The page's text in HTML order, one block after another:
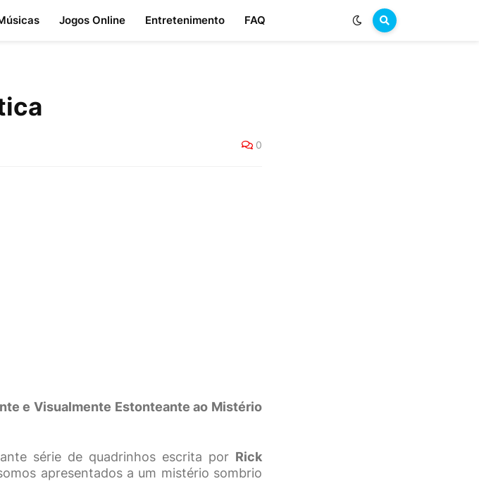
Jogos Online Entretenimento FAQ
0
e Visualmente Estonteante ao Mistério
série de quadrinhos escrita por Rick
apresentados a um mistério sombrio